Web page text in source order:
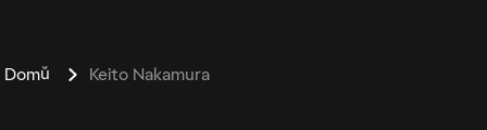
Domů Keito Nakamura